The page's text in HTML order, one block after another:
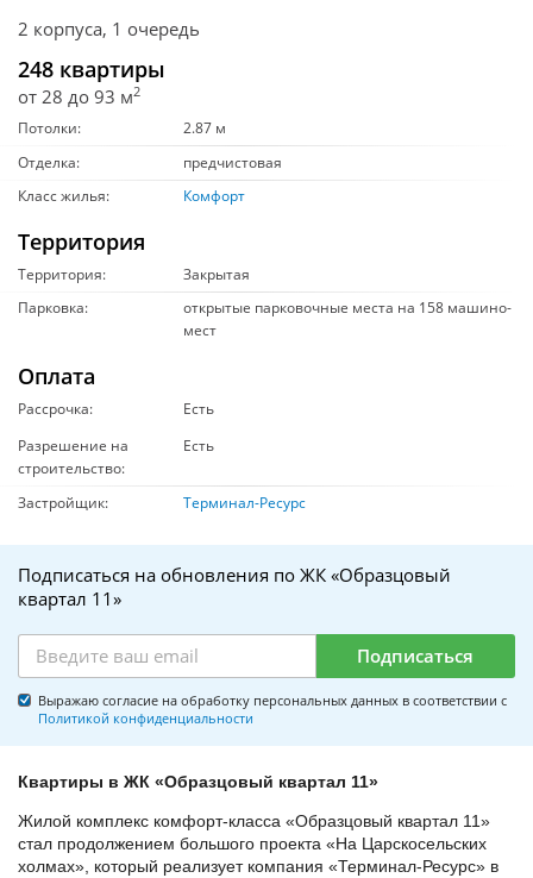
2 корпуса, 1 очередь
248 квартиры
от 28 до 93 м2
Потолки:
2.87 м
Отделка:
предчистовая
Класс жилья:
Комфорт
Территория
Территория:
Закрытая
Парковка:
открытые парковочные места на 158 машино-
мест
Оплата
Рассрочка:
Есть
Разрешение на
строительство:
Есть
Застройщик: Терминал-Ресурс
Подписаться на обновления по ЖК «Образцовый
квартал 11»
Подписаться
Выражаю согласие на обработку персональных данных в соответствии с
Политикой конфиденциальности
Квартиры в ЖК «Образцовый квартал 11»
Жилой комплекс комфорт-класса «Образцовый квартал 11»
стал продолжением большого проекта «На Царскосельских
холмах», который реализует компания «Терминал-Ресурс» в